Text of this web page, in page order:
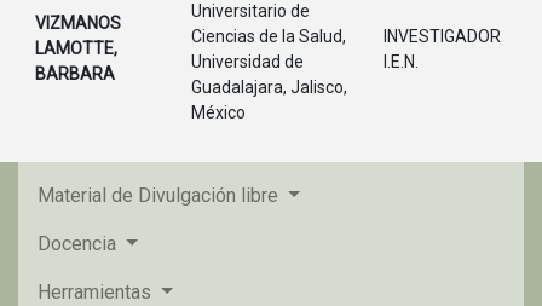
VIZMANOS
LAMOTTE,
BARBARA
Universitario de
Ciencias de la Salud,
Universidad de
Guadalajara, Jalisco,
México
INVESTIGADOR
I.E.N.
Material de Divulgación libre
Docencia
Herramientas